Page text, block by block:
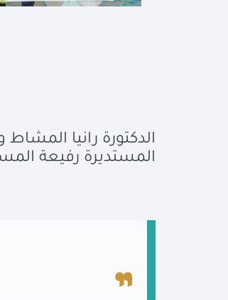
الدكتورة رانيا
المستديرة رفيعة